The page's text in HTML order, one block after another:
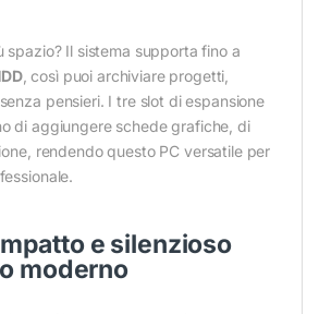
spazio? Il sistema supporta fino a
, così puoi archiviare progetti,
pensieri. I tre slot di espansione
di aggiungere schede grafiche, di
rendendo questo PC versatile per
e silenzioso
moderno